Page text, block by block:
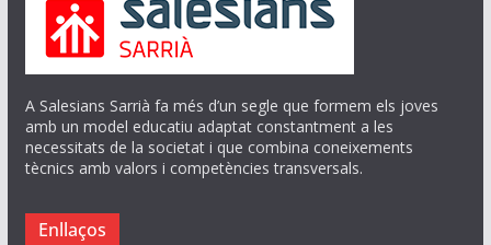
A Salesians Sarrià fa més d’un segle que formem els joves
amb un model educatiu adaptat constantment a les
necessitats de la societat i que combina coneixements
tècnics amb valors i competències transversals.
Enllaços